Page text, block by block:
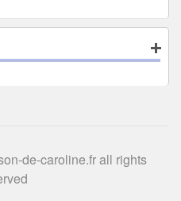
de-caroline.fr all rights